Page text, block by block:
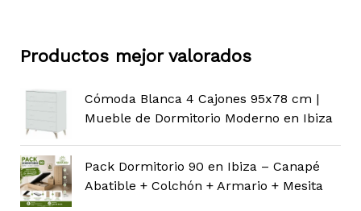
Productos mejor valorados
Cómoda Blanca 4 Cajones 95x78 cm |
Mueble de Dormitorio Moderno en Ibiza
Pack Dormitorio 90 en Ibiza – Canapé
Abatible + Colchón + Armario + Mesita